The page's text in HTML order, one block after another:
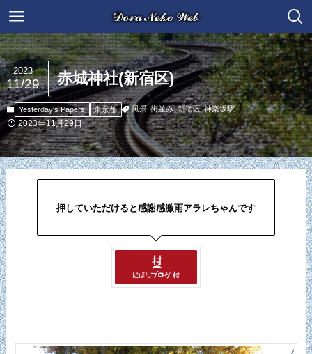
赤城神社(新宿区)
2023
11/29
Yesterday's Papers 東京都 風景 街並み 新宿区 神楽坂駅
2023年11月29日
押していただけると感謝感激雨アラレちゃんです